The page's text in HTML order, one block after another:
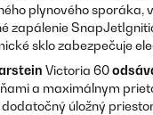
plynového sporáka,
zapálenie
sklo zabezpečuje
Victoria 60
a maximálnym
úložný